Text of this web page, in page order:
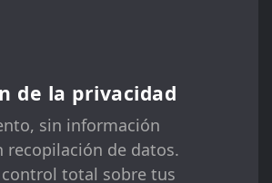
de la privacidad
sin información
recopilación de datos.
control total sobre tus